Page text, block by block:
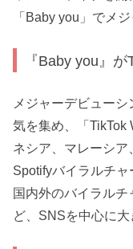
「Baby you」でメ
『Baby you』
メジャーデビュー
気を集め、「TikTok
ネシア、マレーシ
Spotifyバイラルチャ
国内外のバイラル
ど、SNSを中心に大